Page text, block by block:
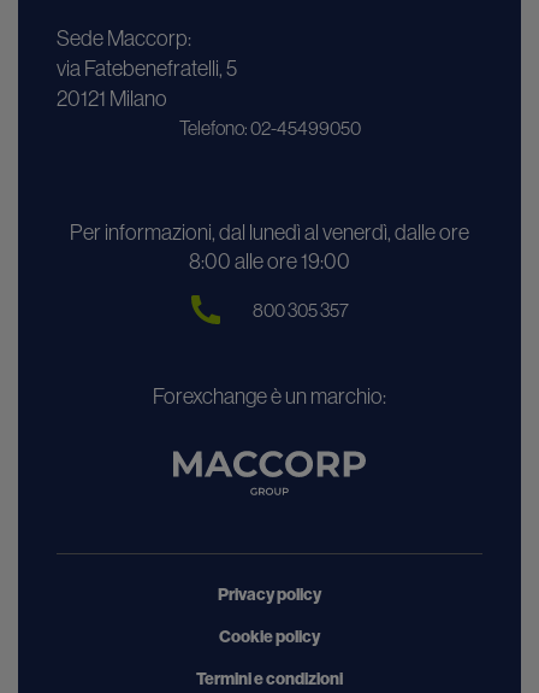
Sede Maccorp:
via Fatebenefratelli, 5
20121 Milano
Telefono: 02-45499050
Per informazioni, dal lunedì al venerdì, dalle ore
8:00 alle ore 19:00
800 305 357
Forexchange è un marchio:
Privacy policy
Cookie policy
Termini e condizioni